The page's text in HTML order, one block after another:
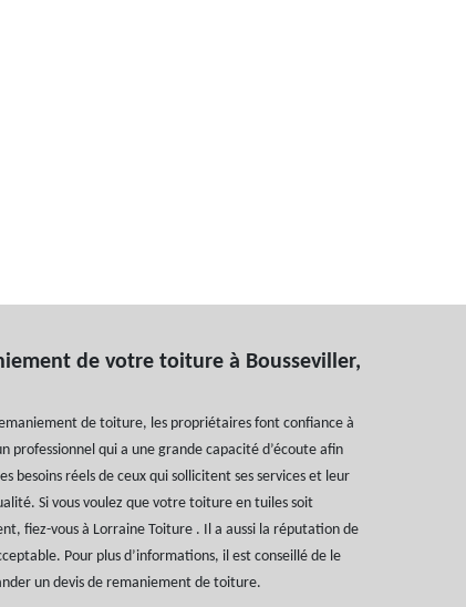
de votre toiture à Bousseviller,
de toiture, les propriétaires font confiance à
professionnel qui a une grande capacité d’écoute afin
besoins réels de ceux qui sollicitent ses services et leur
Si vous voulez que votre toiture en tuiles soit
fiez-vous à Lorraine Toiture . Il a aussi la réputation de
Pour plus d’informations, il est conseillé de le
un devis de remaniement de toiture.